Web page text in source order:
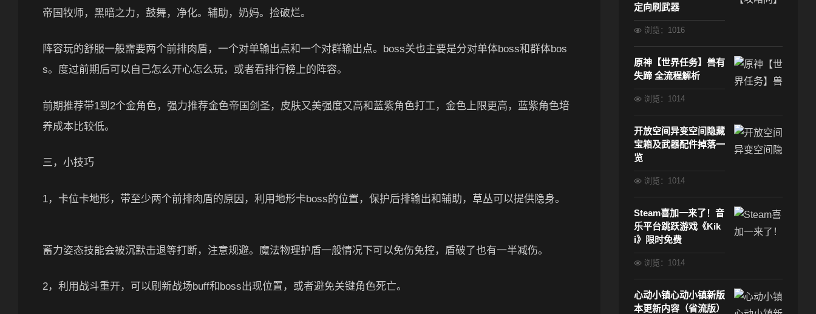
帝国牧师，黑暗之力，鼓舞，净化。辅助，奶妈。捡破烂。
阵容玩的舒服一般需要两个前排肉盾，一个对单输出点和一个对群输出点。boss关也主要是分对单体boss和群体bos
s。度过前期后可以自己怎么开心怎么玩，或者看排行榜上的阵容。
前期推荐带1到2个金角色，强力推荐金色帝国剑圣，皮肤又美强度又高和蓝紫角色打工，金色上限更高，蓝紫角色培
养成本比较低。
三，小技巧
1，卡位卡地形，带至少两个前排肉盾的原因，利用地形卡boss的位置，保护后排输出和辅助，草丛可以提供隐身。
蓄力姿态技能会被沉默击退等打断，注意规避。魔法物理护盾一般情况下可以免伤免控，盾破了也有一半减伤。
2，利用战斗重开，可以刷新战场buff和boss出现位置，或者避免关键角色死亡。
定向刷武器
浏览：1016
原神【世界任务】兽有
失蹄 全流程解析
浏览：1014
开放空间异变空间隐藏
宝箱及武器配件掉落一
览
浏览：1014
Steam喜加一来了！音
乐平台跳跃游戏《Kik
i》限时免费
浏览：1014
心动小镇心动小镇新版
本更新内容（省流版）